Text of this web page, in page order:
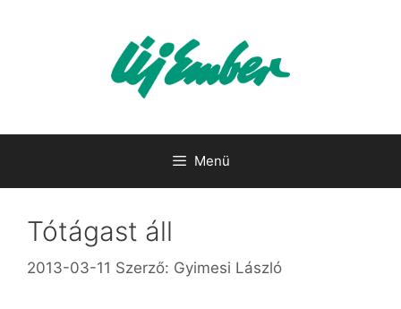
Menü
Tótágast áll
2013-03-11 Szerző: Gyimesi László